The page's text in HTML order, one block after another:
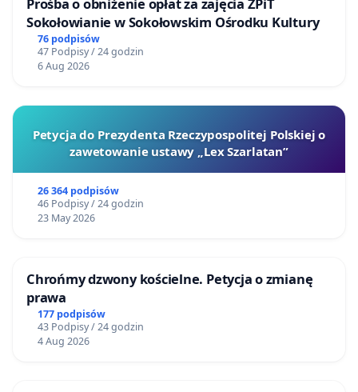
Prośba o obniżenie opłat za zajęcia ZPiT
Sokołowianie w Sokołowskim Ośrodku Kultury
76 podpisów
47 Podpisy / 24 godzin
6 Aug 2026
Petycja do Prezydenta Rzeczypospolitej Polskiej o
zawetowanie ustawy „Lex Szarlatan”
26 364 podpisów
46 Podpisy / 24 godzin
23 May 2026
Chrońmy dzwony kościelne. Petycja o zmianę
prawa
177 podpisów
43 Podpisy / 24 godzin
4 Aug 2026